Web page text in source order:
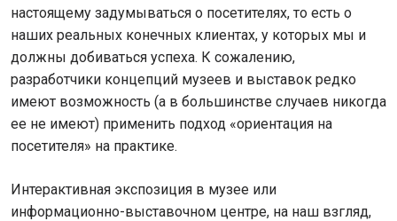
настоящему задумываться о посетителях, то есть о
наших реальных конечных клиентах, у которых мы и
должны добиваться успеха. К сожалению,
разработчики концепций музеев и выставок редко
имеют возможность (а в большинстве случаев никогда
ее не имеют) применить подход «ориентация на
посетителя» на практике.
Интерактивная экспозиция в музее или
информационно-выставочном центре, на наш взгляд,